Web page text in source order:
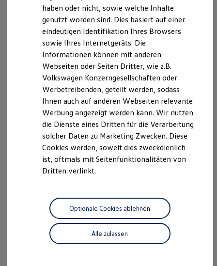
R-Modelle
R Experience
Driving Experience
Volkswagen entdecken
Werkbesichtigung
Lifestyle Shop
T-Roc Kollektion
Golf Kollektion
ID. Kollektion
Volkswagen Kollektion
R-Kollektion
GTI Kollektion
Fußball Drop
we drive football
#wedriveproud
Besitzer und Service
Software Updates
Service und Ersatzteile
Motorenöl und Flüssigkeiten
Räder und Reifen
Pannen- und Unfallhilfe
Economy Service
Volkswagen Teile
Zubehör
Der T-Cross
Wendig, flexibel, vielseitig. Entdecken Sie den
T‑Cross.
Mehr zum T-Cross erfahren
Der ID.4
Kraftvoll wie ein SUV, nachhaltig wie ein ID.
haben oder nicht, sowie welche Inhalte
genutzt worden sind. Dies basiert auf einer
eindeutigen Identifikation Ihres Browsers
sowie Ihres Internetgeräts. Die
Informationen können mit anderen
Webseiten oder Seiten Dritter, wie z.B.
Volkswagen Konzerngesellschaften oder
Werbetreibenden, geteilt werden, sodass
Ihnen auch auf anderen Webseiten relevante
Werbung angezeigt werden kann. Wir nutzen
die Dienste eines Dritten für die Verarbeitung
solcher Daten zu Marketing Zwecken. Diese
Cookies werden, soweit dies zweckdienlich
ist, oftmals mit Seitenfunktionalitäten von
Dritten verlinkt.
Alle zulassen
Optionale Cookies ablehnen